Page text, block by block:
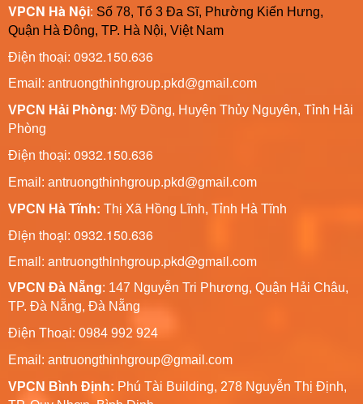
VPCN Hà Nội: Số 78, Tổ 3 Đa Sĩ, Phường Kiến Hưng,
Quận Hà Đông, TP. Hà Nội, Việt Nam
Điện thoại: 0932.150.636
Email: antruongthinhgroup.pkd@gmail.com
VPCN Hải Phòng: Mỹ Đồng, Huyện Thủy Nguyên, Tỉnh Hải
Phòng
Điện thoại: 0932.150.636
Email: antruongthinhgroup.pkd@gmail.com
VPCN Hà Tĩnh: Thị Xã Hồng Lĩnh, Tỉnh Hà Tĩnh
Điện thoại: 0932.150.636
Email: antruongthinhgroup.pkd@gmail.com
VPCN Đà Nẵng: 147 Nguyễn Tri Phương, Quận Hải Châu,
TP. Đà Nẵng, Đà Nẵng
Điện Thoại: 0984 992 924
Email: antruongthinhgroup@gmail.com
VPCN Bình Định: Phú Tài Building, 278 Nguyễn Thị Định,